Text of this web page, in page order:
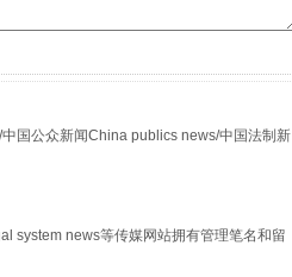
别拿“量子”当幌子
国公众新闻China publics news/中国法制新
system news等传媒网站拥有管理笔名和留